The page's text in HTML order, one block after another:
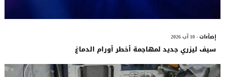
إضآءات- 10 آب 2026
سيف ليزري جديد لمهاجمة أخطر أورام الدماغ